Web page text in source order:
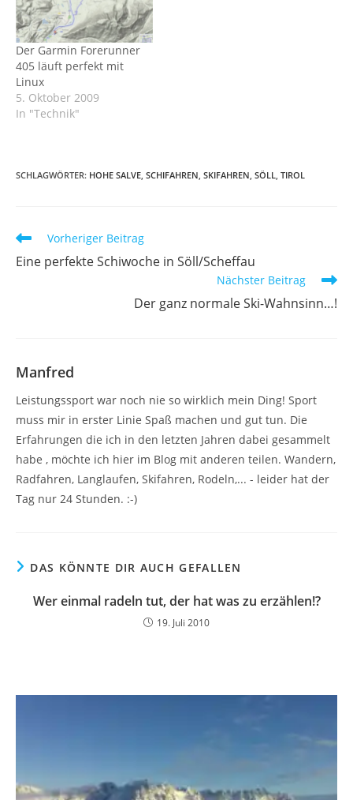
Der Garmin Forerunner
405 läuft perfekt mit
Linux
5. Oktober 2009
In "Technik"
SCHLAGWÖRTER: HOHE SALVE, SCHIFAHREN, SKIFAHREN, SÖLL, TIROL
Weitere
ansehen
Vorheriger Beitrag
Eine perfekte Schiwoche in Söll/Scheffau
Nächster Beitrag
Der ganz normale Ski-Wahnsinn…!
Manfred
Leistungssport war noch nie so wirklich mein Ding! Sport
muss mir in erster Linie Spaß machen und gut tun. Die
Erfahrungen die ich in den letzten Jahren dabei gesammelt
habe , möchte ich hier im Blog mit anderen teilen. Wandern,
Radfahren, Langlaufen, Skifahren, Rodeln,... - leider hat der
Tag nur 24 Stunden. :-)
DAS KÖNNTE DIR AUCH GEFALLEN
Wer einmal radeln tut, der hat was zu erzählen!?
19. Juli 2010